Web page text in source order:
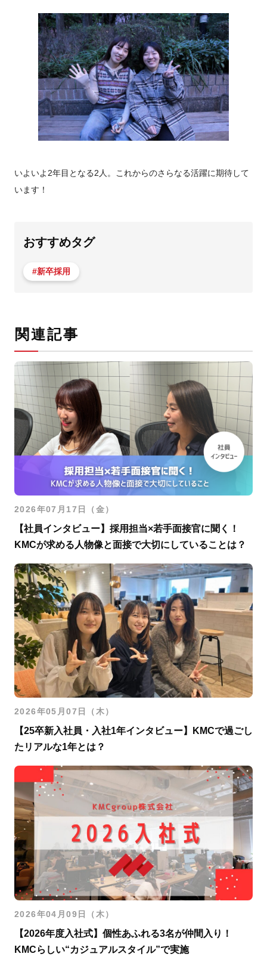
いよいよ2年目となる2人。これからのさらなる活躍に期待して
います！
おすすめタグ
#新卒採用
関連記事
2026年07月17日（金）
【社員インタビュー】採用担当×若手面接官に聞く！
KMCが求める人物像と面接で大切にしていることは？
2026年05月07日（木）
【25卒新入社員・入社1年インタビュー】KMCで過ごし
たリアルな1年とは？
2026年04月09日（木）
【2026年度入社式】個性あふれる3名が仲間入り！
KMCらしい“カジュアルスタイル”で実施